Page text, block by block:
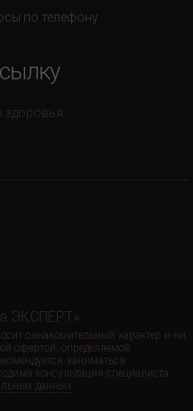
по телефону
здоровья
ЭКСПЕРТ»
ознакомительный характер и ни
офертой, определяемой
заниматься
консультация специалиста.
данных